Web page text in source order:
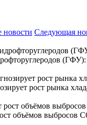
новости Следующая
рост рынка
объёмов выбросов